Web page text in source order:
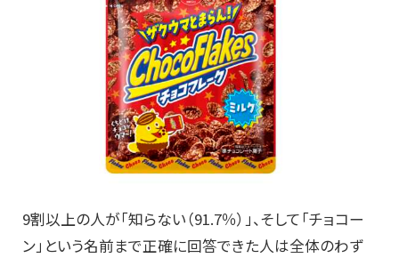
9割以上の人が「知らない（91.7％）」、そして「チョコー
ン」という名前まで正確に回答できた人は全体のわず